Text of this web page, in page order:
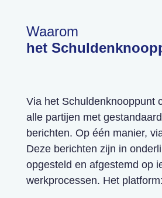
Waarom
het
Via het Schuldenknooppunt
alle partijen met
berichten. Op één manier,
Deze berichten zijn in
opgesteld en afgestemd op
werkprocessen. Het platform: